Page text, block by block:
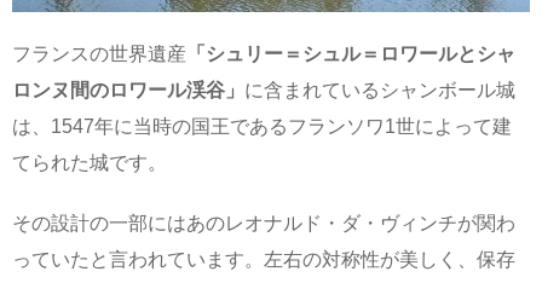
フランスの世界遺産 「シュリー＝シュル＝ロワールとシャ
ロンヌ間のロワール渓谷」 に含まれているシャンボール城
は、1547年に当時の国王であるフランソワ1世によって建
てられた城です。
その設計の一部にはあのレオナルド・ダ・ヴィンチが関わ
っていたと言われています。左右の対称性が美しく、保存